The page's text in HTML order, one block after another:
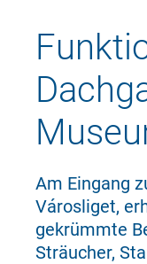
Am Eingang
Városliget,
gekrümmte
Sträucher,